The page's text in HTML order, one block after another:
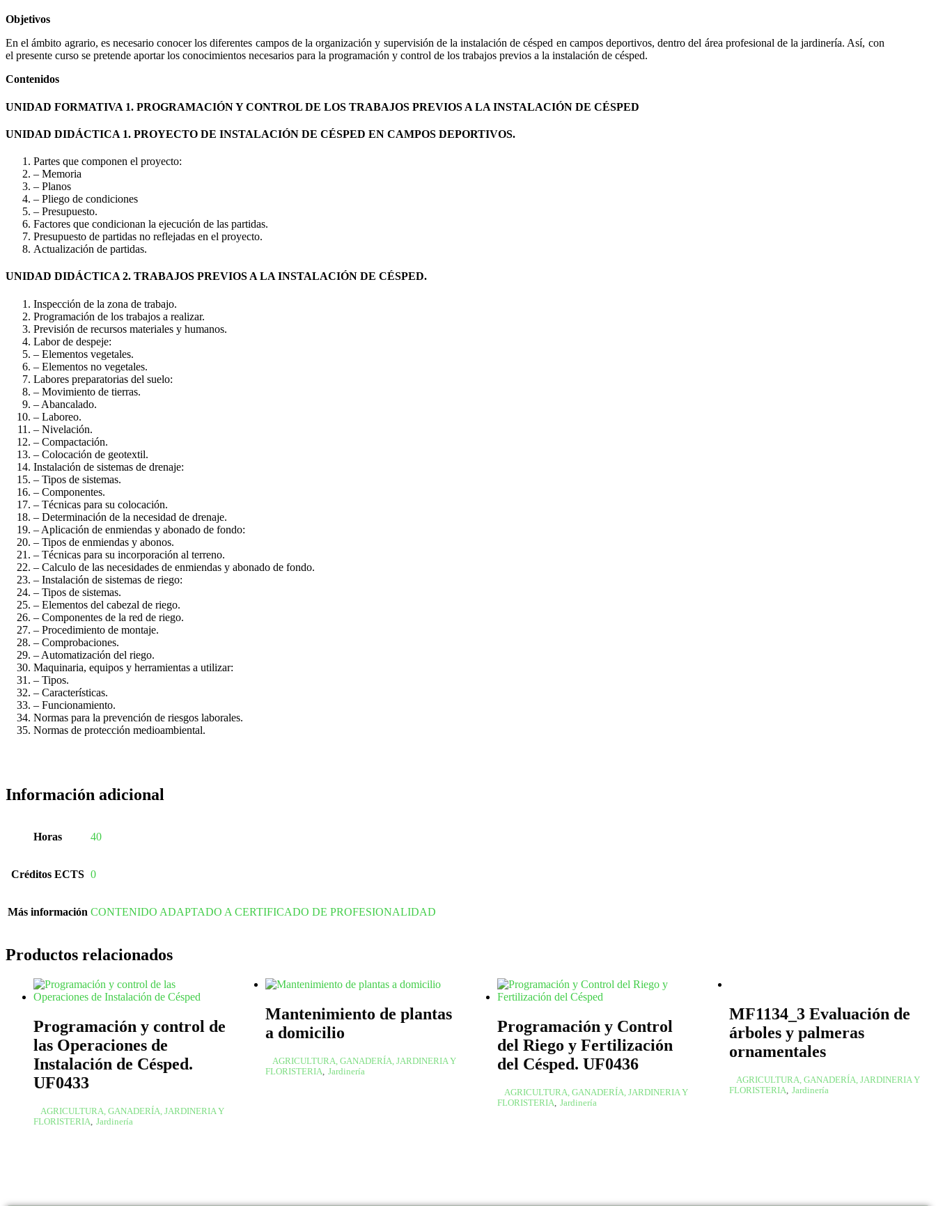
Objetivos
En el ámbito agrario, es necesario conocer los diferentes campos de la organización y supervisión de la instalación de césped en campos deportivos, dentro del área profesional de la jardinería. Así, con
el presente curso se pretende aportar los conocimientos necesarios para la programación y control de los trabajos previos a la instalación de césped.
Contenidos
UNIDAD FORMATIVA 1. PROGRAMACIÓN Y CONTROL DE LOS TRABAJOS PREVIOS A LA INSTALACIÓN DE CÉSPED
UNIDAD DIDÁCTICA 1. PROYECTO DE INSTALACIÓN DE CÉSPED EN CAMPOS DEPORTIVOS.
Partes que componen el proyecto:
– Memoria
– Planos
– Pliego de condiciones
– Presupuesto.
Factores que condicionan la ejecución de las partidas.
Presupuesto de partidas no reflejadas en el proyecto.
Actualización de partidas.
UNIDAD DIDÁCTICA 2. TRABAJOS PREVIOS A LA INSTALACIÓN DE CÉSPED.
Inspección de la zona de trabajo.
Programación de los trabajos a realizar.
Previsión de recursos materiales y humanos.
Labor de despeje:
– Elementos vegetales.
– Elementos no vegetales.
Labores preparatorias del suelo:
– Movimiento de tierras.
– Abancalado.
– Laboreo.
– Nivelación.
– Compactación.
– Colocación de geotextil.
Instalación de sistemas de drenaje:
– Tipos de sistemas.
– Componentes.
– Técnicas para su colocación.
– Determinación de la necesidad de drenaje.
– Aplicación de enmiendas y abonado de fondo:
– Tipos de enmiendas y abonos.
– Técnicas para su incorporación al terreno.
– Calculo de las necesidades de enmiendas y abonado de fondo.
– Instalación de sistemas de riego:
– Tipos de sistemas.
– Elementos del cabezal de riego.
– Componentes de la red de riego.
– Procedimiento de montaje.
– Comprobaciones.
– Automatización del riego.
Maquinaria, equipos y herramientas a utilizar:
– Tipos.
– Características.
– Funcionamiento.
Normas para la prevención de riesgos laborales.
Normas de protección medioambiental.
Información adicional
Horas 40
Créditos ECTS 0
Más información CONTENIDO ADAPTADO A CERTIFICADO DE PROFESIONALIDAD
Productos relacionados
Programación y control de
las Operaciones de
Instalación de Césped.
UF0433
AGRICULTURA, GANADERÍA, JARDINERIA Y
FLORISTERIA, Jardinería
Mantenimiento de plantas
a domicilio
AGRICULTURA, GANADERÍA, JARDINERIA Y
FLORISTERIA, Jardinería
Programación y Control
del Riego y Fertilización
del Césped. UF0436
AGRICULTURA, GANADERÍA, JARDINERIA Y
FLORISTERIA, Jardinería
MF1134_3 Evaluación de
árboles y palmeras
ornamentales
AGRICULTURA, GANADERÍA, JARDINERIA Y
FLORISTERIA, Jardinería